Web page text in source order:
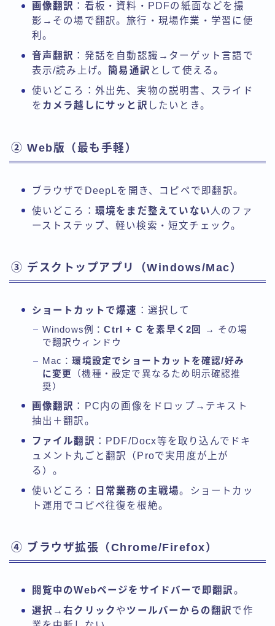
画像翻訳 ：看板・資料・PDFの紙面などを撮
影→その場で翻訳。旅行・現場作業・学習に便
利。
音声翻訳 ：発話を自動認識→ターゲット言語で
表示/読み上げ。簡易通訳 として使える。
使いどころ：外出先、実物の説明書、スライド
を カメラ越しにサッと訳 したいとき。
② Web版（最も手軽）
ブラウザでDeepLを開き、コピペで即翻訳。
使いどころ： 環境をまだ整えていない 人のファ
ーストステップ、軽い検索・短文チェック。
③ デスクトップアプリ（Windows/Mac）
ショートカットで爆速 ：選択して
Windows例：Ctrl + C を素早く2回
→ その場
で翻訳ウィンドウ
Mac：環境設定でショートカットを確認/好み
に変更
（機種・設定で異なるため明示確認推
奨）
画像翻訳 ：PC内の画像をドロップ→テキスト
抽出＋翻訳。
ファイル翻訳 ：PDF/Docx等を取り込んでドキ
ュメント丸ごと翻訳（Proで実用度が上が
る）。
使いどころ：
日常業務の主戦場。ショートカッ
ト運用でコピペ往復を根絶。
④ ブラウザ拡張（Chrome/Firefox）
閲覧中のWebページをサイドバーで即翻訳。
選択→右クリック や ツールバーからの翻訳で作